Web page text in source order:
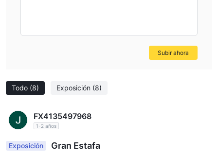
Todo (8) Exposición (8)
FX4135497968
1-2 años
Exposición Gran Estafa
Subir ahora